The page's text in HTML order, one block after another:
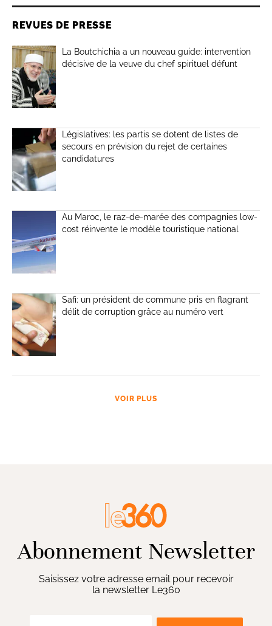
REVUES DE PRESSE
La Boutchichia a un nouveau guide: intervention
décisive de la veuve du chef spirituel défunt
Législatives: les partis se dotent de listes de
secours en prévision du rejet de certaines
candidatures
Au Maroc, le raz-de-marée des compagnies low-
cost réinvente le modèle touristique national
Safi: un président de commune pris en flagrant
délit de corruption grâce au numéro vert
VOIR PLUS
Abonnement Newsletter
Saisissez votre adresse email pour recevoir
la newsletter Le360